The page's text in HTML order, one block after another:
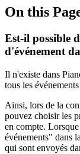
On this
Est-il possible
d'événement
Il n'existe dans
tous les
Ainsi, lors de la
pouvez choisir les
en compte.
événements" dans
qui sont envoyés